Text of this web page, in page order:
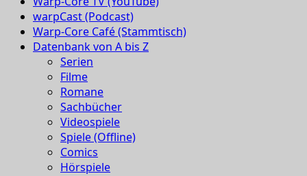
warpCast (Podcast)
Warp-Core Café (Stammtisch)
Datenbank von A bis Z
Serien
Filme
Romane
Sachbücher
Videospiele
Spiele (Offline)
Comics
Hörspiele